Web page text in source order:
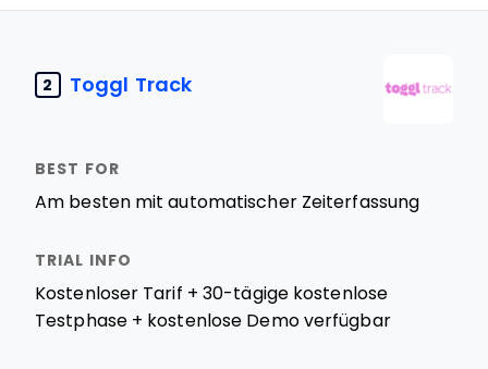
2 Toggl Track
Am besten mit automatischer Zeiterfassung
Kostenloser Tarif + 30-tägige kostenlose
Testphase + kostenlose Demo verfügbar